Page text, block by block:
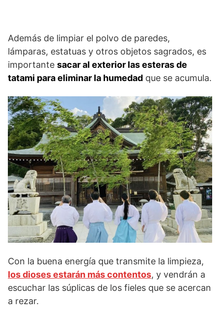
Además de limpiar el polvo de paredes,
lámparas, estatuas y otros objetos sagrados, es
importante sacar al exterior las esteras de
tatami para eliminar la humedad que se acumula.
Con la buena energía que transmite la limpieza,
los dioses estarán más contentos, y vendrán a
escuchar las súplicas de los fieles que se acercan
a rezar.